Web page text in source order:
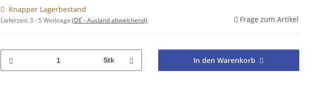
Knapper Lagerbestand
Lieferzeit:3 - 5 Werktage (DE - Ausland abweichend) Frage zum Artikel
Stk In den Warenkorb